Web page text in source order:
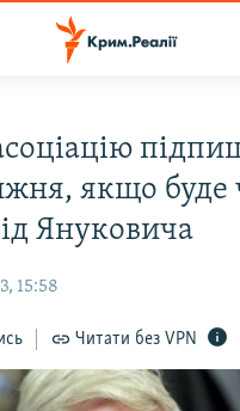
якщо буде
Януковича
15:58
Читати без VPN